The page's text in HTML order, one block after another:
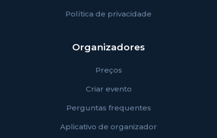
Política de privacidade
Organizadores
Preços
Criar evento
Perguntas frequentes
Aplicativo de organizador